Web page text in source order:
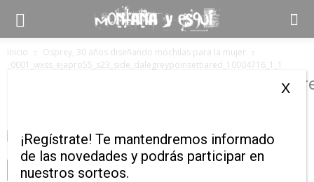
Inicio
Osprey, 30 años diseñando mochilas para la mujer
_0001_wxss_ejapro55_s23_side_dalegreypoinsettiared_10004716_1_1
MARCAS
¡Regístrate! Te mantendremos informado
de las novedades y podrás participar en
nuestros sorteos.
X